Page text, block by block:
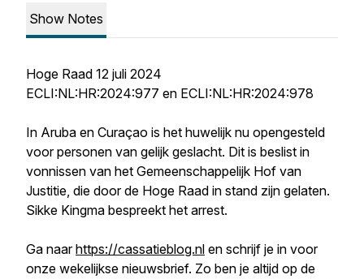
Show Notes
Hoge Raad 12 juli 2024
ECLI:NL:HR:2024:977 en ECLI:NL:HR:2024:978
In Aruba en Curaçao is het huwelijk nu opengesteld
voor personen van gelijk geslacht. Dit is beslist in
vonnissen van het Gemeenschappelijk Hof van
Justitie, die door de Hoge Raad in stand zijn gelaten.
Sikke Kingma bespreekt het arrest.
Ga naarhttps://cassatieblog.nl en schrijf je in voor
onze wekelijkse nieuwsbrief. Zo ben je altijd op de